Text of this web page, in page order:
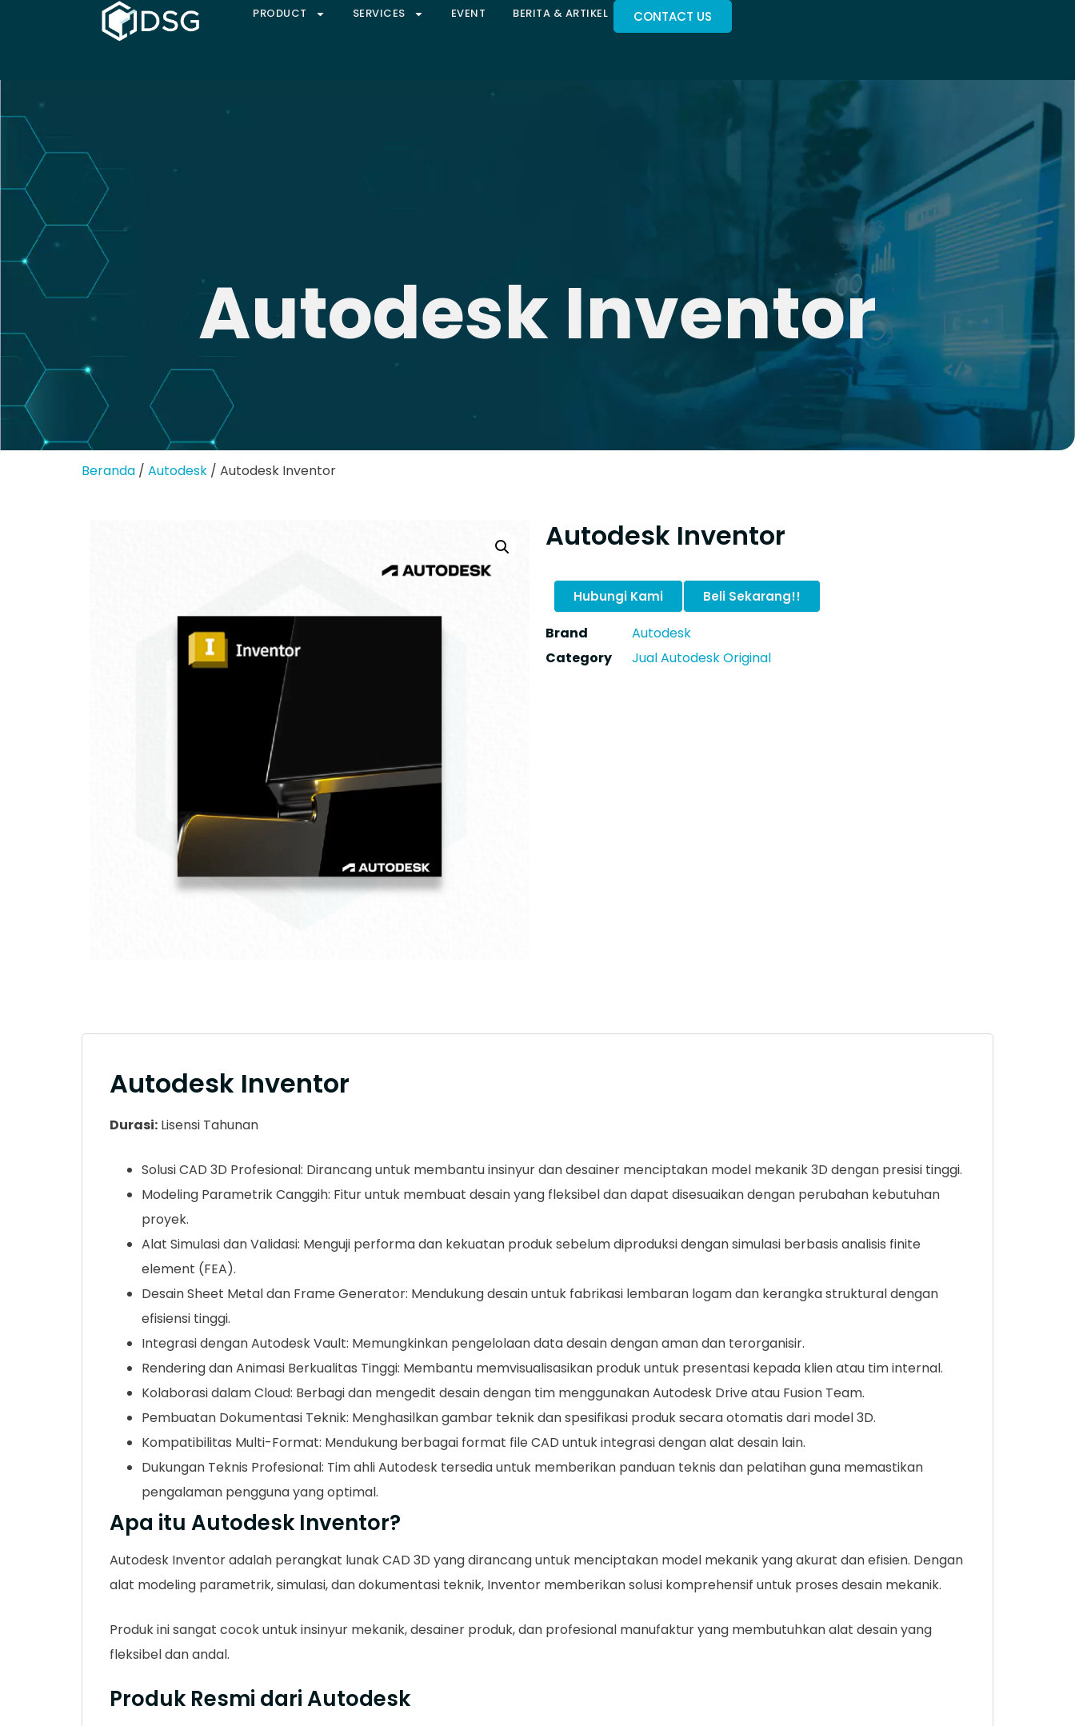
PRODUCT SERVICES EVENT BERITA & ARTIKEL CONTACT US
Autodesk Inventor
Beranda / Autodesk / Autodesk Inventor
Autodesk Inventor
Hubungi Kami Beli Sekarang!!
Brand
Autodesk
Category
Jual Autodesk Original
Autodesk Inventor
Durasi: Lisensi Tahunan
Solusi CAD 3D Profesional: Dirancang untuk membantu insinyur dan desainer menciptakan model mekanik 3D dengan presisi tinggi.
Modeling Parametrik Canggih: Fitur untuk membuat desain yang fleksibel dan dapat disesuaikan dengan perubahan kebutuhan
proyek.
Alat Simulasi dan Validasi: Menguji performa dan kekuatan produk sebelum diproduksi dengan simulasi berbasis analisis finite
element (FEA).
Desain Sheet Metal dan Frame Generator: Mendukung desain untuk fabrikasi lembaran logam dan kerangka struktural dengan
efisiensi tinggi.
Integrasi dengan Autodesk Vault: Memungkinkan pengelolaan data desain dengan aman dan terorganisir.
Rendering dan Animasi Berkualitas Tinggi: Membantu memvisualisasikan produk untuk presentasi kepada klien atau tim internal.
Kolaborasi dalam Cloud: Berbagi dan mengedit desain dengan tim menggunakan Autodesk Drive atau Fusion Team.
Pembuatan Dokumentasi Teknik: Menghasilkan gambar teknik dan spesifikasi produk secara otomatis dari model 3D.
Kompatibilitas Multi-Format: Mendukung berbagai format file CAD untuk integrasi dengan alat desain lain.
Dukungan Teknis Profesional: Tim ahli Autodesk tersedia untuk memberikan panduan teknis dan pelatihan guna memastikan
pengalaman pengguna yang optimal.
Apa itu Autodesk Inventor?
Autodesk Inventor adalah perangkat lunak CAD 3D yang dirancang untuk menciptakan model mekanik yang akurat dan efisien. Dengan
alat modeling parametrik, simulasi, dan dokumentasi teknik, Inventor memberikan solusi komprehensif untuk proses desain mekanik.
Produk ini sangat cocok untuk insinyur mekanik, desainer produk, dan profesional manufaktur yang membutuhkan alat desain yang
fleksibel dan andal.
Produk Resmi dari Autodesk